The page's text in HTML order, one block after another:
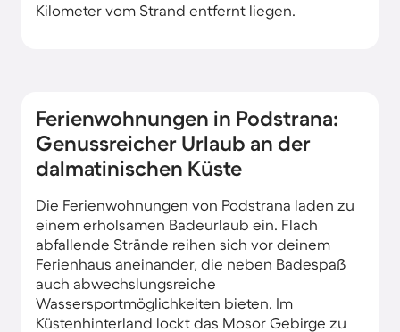
Kilometer vom Strand entfernt liegen.
Ferienwohnungen in Podstrana:
Genussreicher Urlaub an der
dalmatinischen Küste
Die Ferienwohnungen von Podstrana laden zu
einem erholsamen Badeurlaub ein. Flach
abfallende Strände reihen sich vor deinem
Ferienhaus aneinander, die neben Badespaß
auch abwechslungsreiche
Wassersportmöglichkeiten bieten. Im
Küstenhinterland lockt das Mosor Gebirge zu